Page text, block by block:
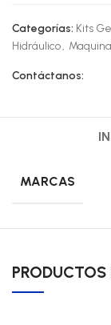
Categorías: Kits
Hidráulico,
Contáctanos:
MARCAS